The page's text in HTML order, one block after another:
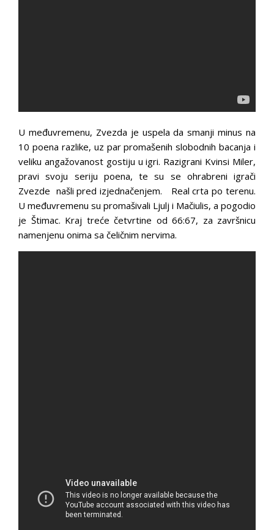
U međuvremenu, Zvezda je uspela da smanji minus na
10 poena razlike, uz par promašenih slobodnih bacanja i
veliku angažovanost gostiju u igri. Razigrani Kvinsi Miler,
pravi svoju seriju poena, te su se ohrabreni igrači
Zvezde našli pred izjednačenjem. Real crta po terenu.
U međuvremenu su promašivali Ljulj i Mačiulis, a pogodio
je Štimac. Kraj treće četvrtine od 66:67, za završnicu
namenjenu onima sa čeličnim nervima.